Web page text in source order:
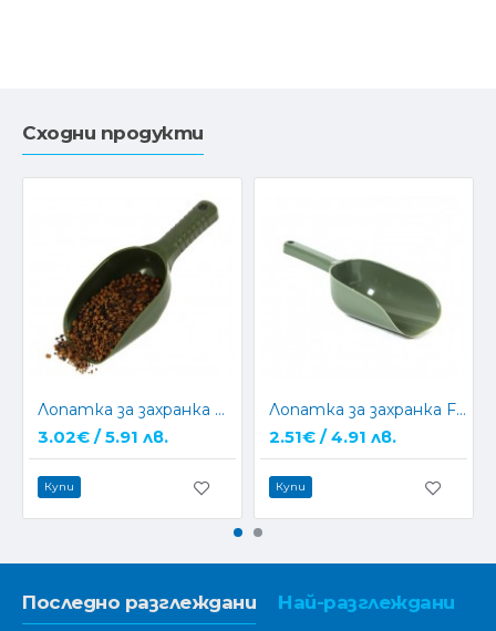
Сходни продукти
Лопатка за захранка NGT Baiting Spoon Small Green
3.02€ / 5.91 лв.
Купи
Лопатка за захранка Faith Particle Scoop
2.51€ / 4.91 лв.
Купи
Последно разглеждани Най-разглеждани